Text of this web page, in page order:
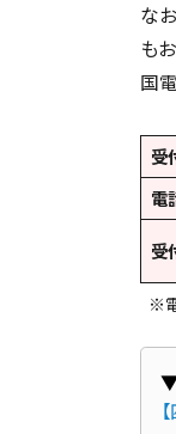
な
も
国
受
電
受
※